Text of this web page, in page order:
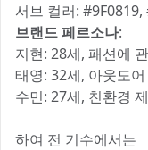
서브 컬러: #9F0819,
브랜드 페르소나:
지현: 28세, 패션에
태영: 32세, 아웃도
수민: 27세, 친환경
하여 전 기수에서는